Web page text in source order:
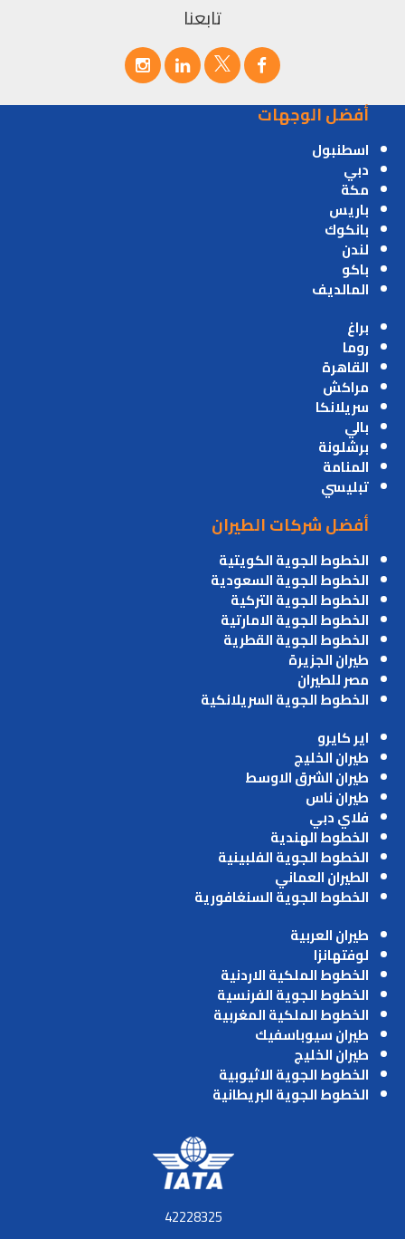
تابعنا
أفضل الوجهات
اسطنبول
دبي
مكة
باريس
بانكوك
لندن
باكو
المالديف
براغ
روما
القاهرة
مراكش
سريلانكا
بالي
برشلونة
المنامة
تبليسي
أفضل شركات الطيران
الخطوط الجوية الكويتية
الخطوط الجوية السعودية
الخطوط الجوية التركية
الخطوط الجوية الامارتية
الخطوط الجوية القطرية
طيران الجزيرة
مصر للطيران
الخطوط الجوية السريلانكية
اير كايرو
طيران الخليج
طيران الشرق الاوسط
طيران ناس
فلاي دبي
الخطوط الهندية
الخطوط الجوية الفلبينية
الطيران العماني
الخطوط الجوية السنغافورية
طيران العربية
لوفتهانزا
الخطوط الملكية الاردنية
الخطوط الجوية الفرنسية
الخطوط الملكية المغربية
طيران سيوباسفيك
طيران الخليج
الخطوط الجوية الاثيوبية
الخطوط الجوية البريطانية
42228325